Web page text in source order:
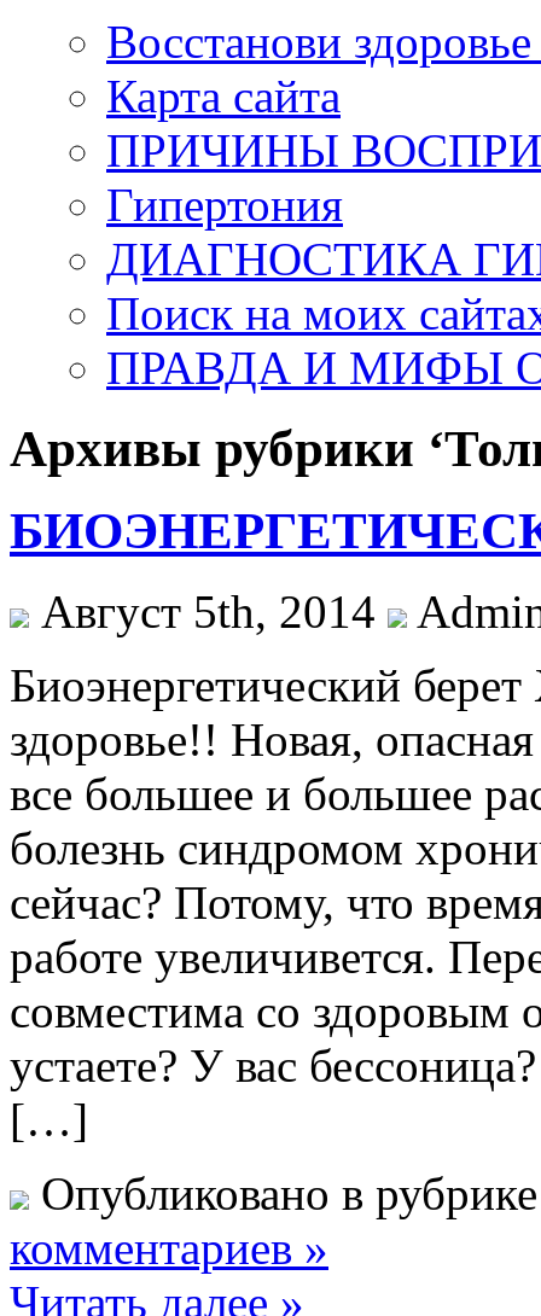
Восстанови
Карта сайта
ПРИЧИНЫ
Гипертония
ДИАГНОСТИКА
Поиск на моих
ПРАВДА И МИФЫ
Архивы рубрики
Август 5th, 2014
Биоэнергетический
здоровье!! Новая,
все большее и большее
болезнь синдромом
сейчас? Потому, что
работе увеличивется.
совместима со
устаете? У вас
[…]
Опубликовано в
комментариев »
Читать далее »